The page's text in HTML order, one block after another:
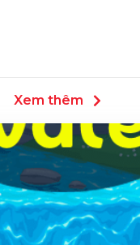
Xem thêm